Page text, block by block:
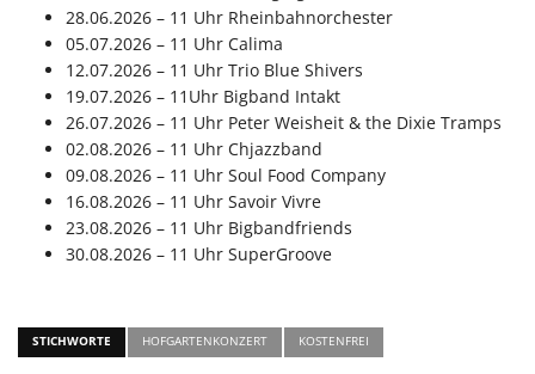
28.06.2026 – 11 Uhr Rheinbahnorchester
05.07.2026 – 11 Uhr Calima
12.07.2026 – 11 Uhr Trio Blue Shivers
19.07.2026 – 11Uhr Bigband Intakt
26.07.2026 – 11 Uhr Peter Weisheit & the Dixie Tramps
02.08.2026 – 11 Uhr Chjazzband
09.08.2026 – 11 Uhr Soul Food Company
16.08.2026 – 11 Uhr Savoir Vivre
23.08.2026 – 11 Uhr Bigbandfriends
30.08.2026 – 11 Uhr SuperGroove
STICHWORTE HOFGARTENKONZERT KOSTENFREI